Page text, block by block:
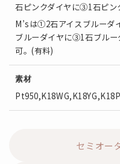
石ピンクダイヤに③1石ピ
M’sは①2石アイスブルーダ
ブルーダイヤに③1石ブルー
可。(有料)
素材
セミオー